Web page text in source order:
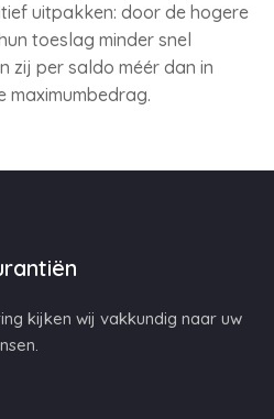
uitpakken: door de hogere
toeslag minder snel
zij per saldo méér dan in
maximumbedrag.
kijken wij vakkundig naar uw